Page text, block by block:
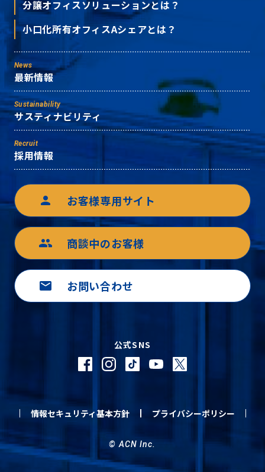
分譲オフィスソリューションとは？
小口化所有オフィスAシェアとは？
News
最新情報
Sustainability
サスティナビリティ
Recruit
採用情報
person お客様専用サイト
group 商談中のお客様
mail お問い合わせ
公式SNS
情報セキュリティ基本方針 プライバシーポリシー
© ACN Inc.